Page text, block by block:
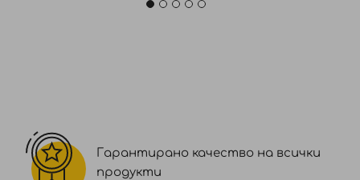
Гарантирано качество на всички
продукти